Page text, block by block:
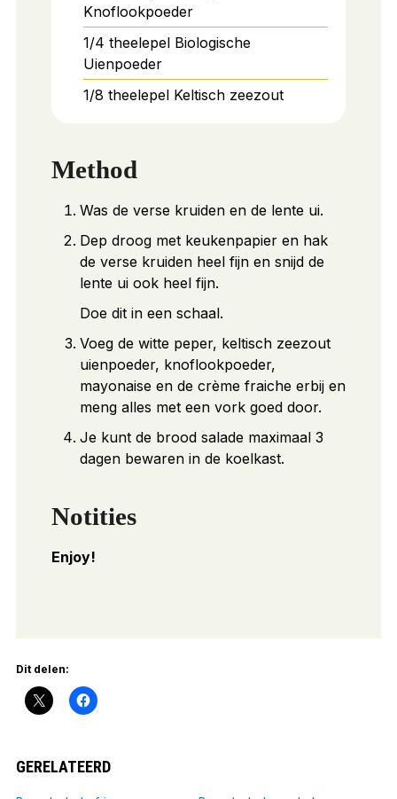
Knoflookpoeder
1/4 theelepel Biologische
Uienpoeder
1/8 theelepel Keltisch zeezout
Method
Was de verse kruiden en de lente ui.
Dep droog met keukenpapier en hak
de verse kruiden heel fijn en snijd de
lente ui ook heel fijn.
Doe dit in een schaal.
Voeg de witte peper, keltisch zeezout
uienpoeder, knoflookpoeder,
mayonaise en de crème fraiche erbij en
meng alles met een vork goed door.
Je kunt de brood salade maximaal 3
dagen bewaren in de koelkast.
Notities
Enjoy!
Dit delen:
GERELATEERD